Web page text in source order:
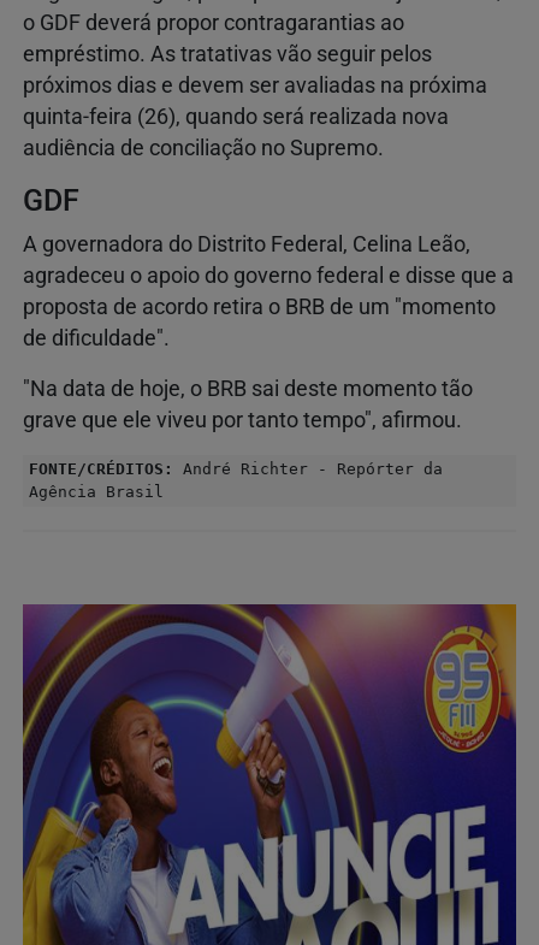
o GDF deverá propor contragarantias ao
empréstimo. As tratativas vão seguir pelos
próximos dias e devem ser avaliadas na próxima
quinta-feira (26), quando será realizada nova
audiência de conciliação no Supremo.
GDF
A governadora do Distrito Federal, Celina Leão,
agradeceu o apoio do governo federal e disse que a
proposta de acordo retira o BRB de um "momento
de dificuldade".
"Na data de hoje, o BRB sai deste momento tão
grave que ele viveu por tanto tempo", afirmou.
FONTE/CRÉDITOS:
André Richter - Repórter da
Agência Brasil